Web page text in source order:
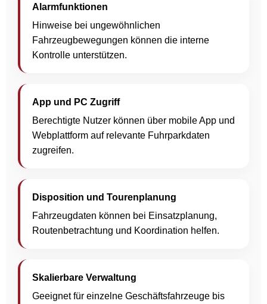
Alarmfunktionen
Hinweise bei ungewöhnlichen
Fahrzeugbewegungen können die interne
Kontrolle unterstützen.
App und PC Zugriff
Berechtigte Nutzer können über mobile App und
Webplattform auf relevante Fuhrparkdaten
zugreifen.
Disposition und Tourenplanung
Fahrzeugdaten können bei Einsatzplanung,
Routenbetrachtung und Koordination helfen.
Skalierbare Verwaltung
Geeignet für einzelne Geschäftsfahrzeuge bis